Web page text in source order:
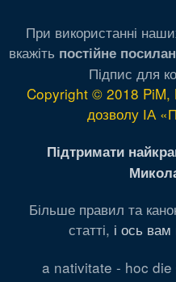
При використанні
вкажіть постійне
Підпис для
Copyright © 2018 PiM,
дозволу ІА
Підтримати
Більше правил та
статті, і ось вам
a nativitate - hoc die